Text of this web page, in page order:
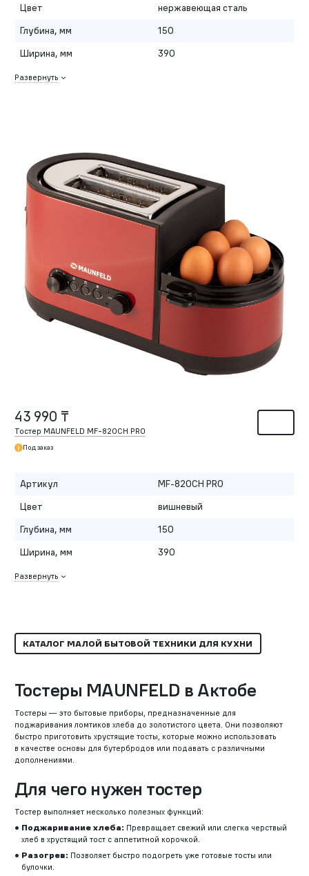
Цвет
нержавеющая сталь
Глубина, мм
150
Ширина, мм
390
Развернуть
43 990 ₸
Тостер MAUNFELD MF-820CH PRO
Под заказ
Артикул
MF-820CH PRO
Цвет
вишневый
Глубина, мм
150
Ширина, мм
390
Развернуть
КАТАЛОГ МАЛОЙ БЫТОВОЙ ТЕХНИКИ ДЛЯ КУХНИ
Тостеры MAUNFELD в Актобе
Тостеры — это бытовые приборы, предназначенные для
поджаривания ломтиков хлеба до золотистого цвета. Они позволяют
быстро приготовить хрустящие тосты, которые можно использовать
в качестве основы для бутербродов или подавать с различными
дополнениями.
Для чего нужен тостер
Тостер выполняет несколько полезных функций:
Поджаривание хлеба: Превращает свежий или слегка черствый
хлеб в хрустящий тост с аппетитной корочкой.
Разогрев: Позволяет быстро подогреть уже готовые тосты или
булочки.